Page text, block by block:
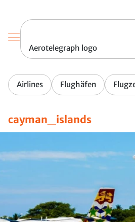
Aerotelegraph logo
Airlines Flughäfen
cayman_islands